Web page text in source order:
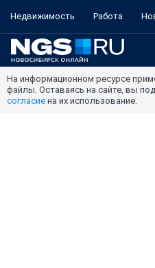
Недвижимость Работа
На информационном ресурсе
файлы. Оставаясь на сайте, вы
согласие на их использование.